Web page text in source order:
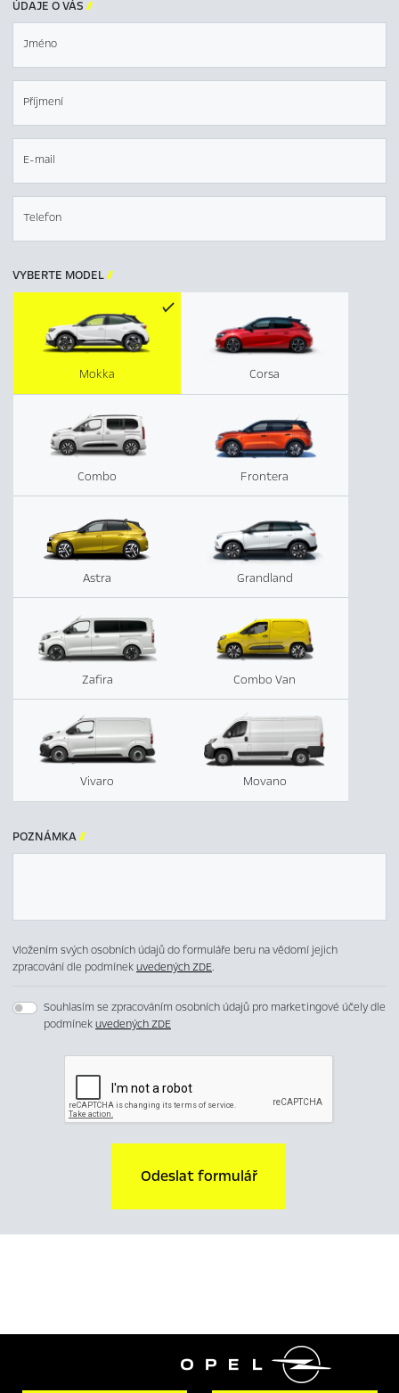
ÚDAJE O VÁS 
Jméno
Příjmení
E-mail
Telefon
VYBERTE MODEL
Corsa
Combo Frontera
Astra
Mokka
Grandland
Zafira Combo Van
Vivaro Movano
POZNÁMKA
Vložením svých osobních údajů do formuláře beru na vědomí jejich
zpracování dle podmínekuvedených ZDE.
Souhlasím se zpracováním osobních údajů pro marketingové účely dle
podmínekuvedených ZDE
Odeslat formulář
